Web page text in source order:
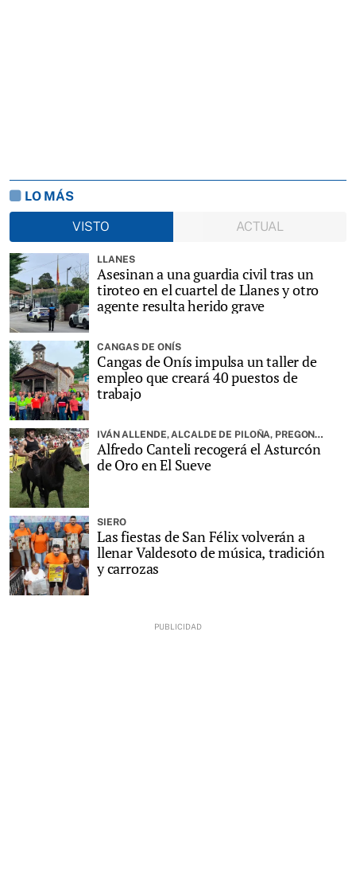
LO MÁS
VISTO
ACTUAL
LLANES
Asesinan a una guardia civil tras un
tiroteo en el cuartel de Llanes y otro
agente resulta herido grave
CANGAS DE ONÍS
Cangas de Onís impulsa un taller de
empleo que creará 40 puestos de
trabajo
IVÁN ALLENDE, ALCALDE DE PILOÑA, PREGONARÁ LA FIESTA
Alfredo Canteli recogerá el Asturcón
de Oro en El Sueve
SIERO
Las fiestas de San Félix volverán a
llenar Valdesoto de música, tradición
y carrozas